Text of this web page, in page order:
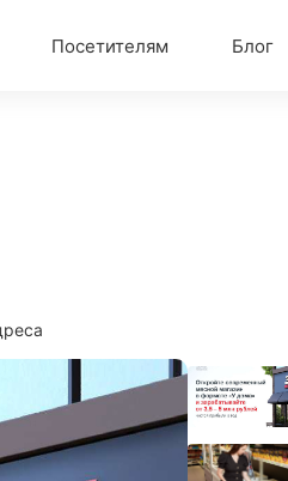
Посетителям Блог